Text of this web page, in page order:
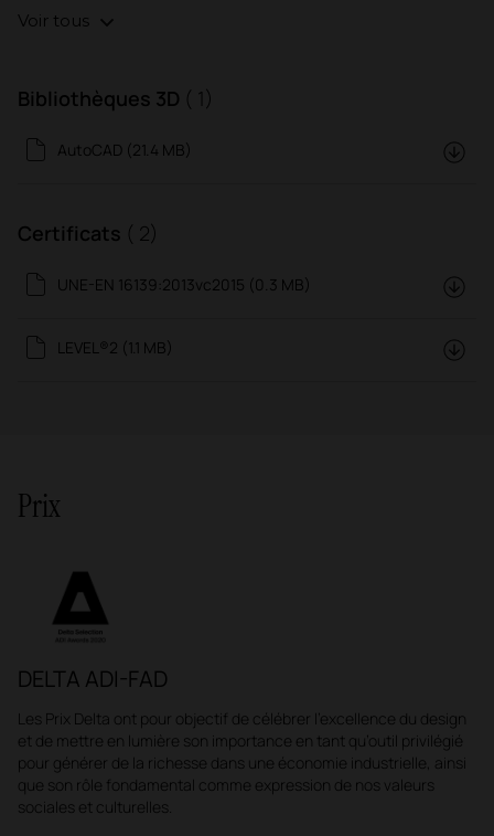
Voir tous
Bibliothèques 3D ( 1)
AutoCAD (21.4 MB)
Certificats ( 2)
UNE-EN 16139:2013vc2015 (0.3 MB)
LEVEL®2 (1.1 MB)
Prix
DELTA ADI-FAD
Les Prix Delta ont pour objectif de célébrer l’excellence du design
et de mettre en lumière son importance en tant qu’outil privilégié
pour générer de la richesse dans une économie industrielle, ainsi
que son rôle fondamental comme expression de nos valeurs
sociales et culturelles.